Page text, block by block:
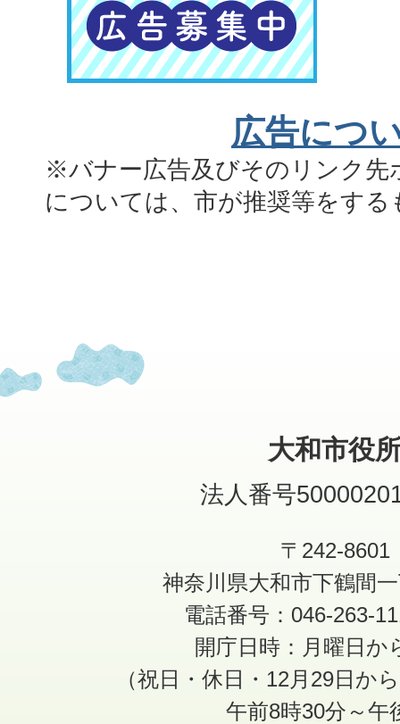
広告につ
※バナー広告及びそのリンク先
については、市が推奨等をす
大和市役
法人番号
〒242-8601
神奈川県大和市下鶴間
電話番号：046-263-
開庁日時：月曜日か
（祝日・休日・12月29日か
午前8時30分～午